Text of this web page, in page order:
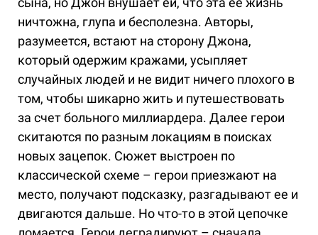
ничтожна, глупа и бесполезна. Авторы,
разумеется, встают на сторону Джона,
который одержим кражами, усыпляет
случайных людей и не видит ничего плохого в
том, чтобы шикарно жить и путешествовать
за счет больного миллиардера. Далее герои
скитаются по разным локациям в поисках
новых зацепок. Сюжет выстроен по
классической схеме – герои приезжают на
место, получают подсказку, разгадывают ее и
двигаются дальше. Но что-то в этой цепочке